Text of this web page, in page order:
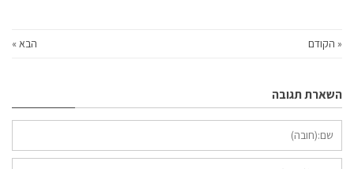
« הקודם הבא »
השארת תגובה